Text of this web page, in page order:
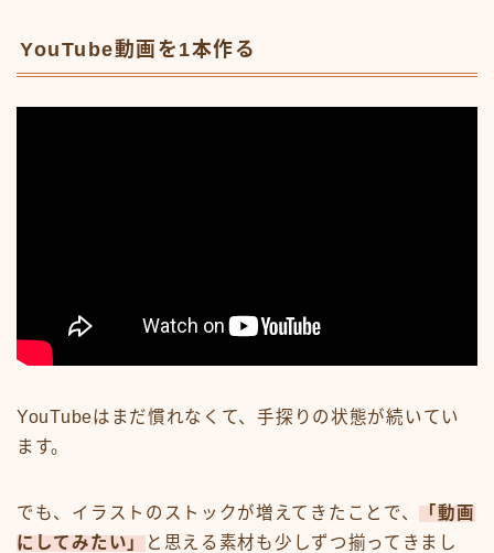
YouTube動画を1本作る
YouTubeはまだ慣れなくて、手探りの状態が続いてい
ます。
でも、イラストのストックが増えてきたことで、
「動画
にしてみたい」
と思える素材も少しずつ揃ってきまし